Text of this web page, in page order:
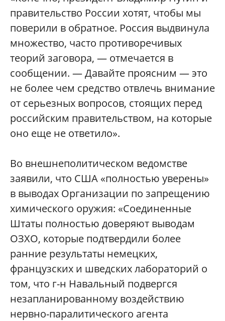
правительство России хотят, чтобы мы
поверили в обратное. Россия выдвинула
множество, часто противоречивых
теорий заговора, — отмечается в
сообщении. — Давайте проясним — это
не более чем средство отвлечь внимание
от серьезных вопросов, стоящих перед
российским правительством, на которые
оно еще не ответило».
Во внешнеполитическом ведомстве
заявили, что США «полностью уверены»
в выводах Организации по запрещению
химического оружия: «Соединенные
Штаты полностью доверяют выводам
ОЗХО, которые подтвердили более
ранние результаты немецких,
французских и шведских лабораторий о
том, что г-н Навальный подвергся
незапланированному воздействию
нервно-паралитического агента